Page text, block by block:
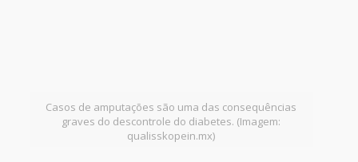
Casos de amputações são uma das consequências
graves do descontrole do diabetes. (Imagem:
qualisskopein.mx)